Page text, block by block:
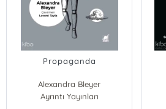
Propaganda
Alexandra Bleyer
Ayrıntı Yayınları